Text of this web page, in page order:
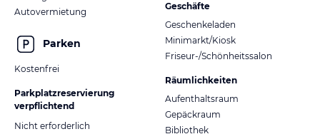
Autovermietung
Parken
Kostenfrei
Parkplatzreservierung
verpflichtend
Nicht erforderlich
Geschäfte
Geschenkeladen
Minimarkt/Kiosk
Friseur-/Schönheitssalon
Räumlichkeiten
Aufenthaltsraum
Gepäckraum
Bibliothek